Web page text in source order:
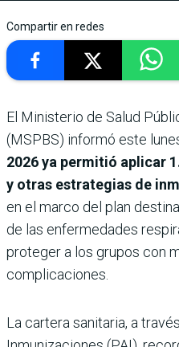
Compartir en redes
El Ministerio de Salud
(MSPBS) informó este
2026 ya permitió aplicar
y otras estrategias de
en el marco del plan
de las enfermedades
proteger a los grupos con
complicaciones.
La cartera sanitaria, a